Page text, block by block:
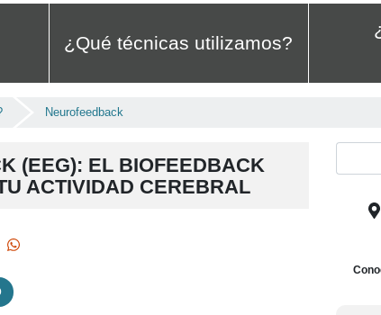
¿Qué técnicas utilizamos?
Neurofeedback
(EEG): EL BIOFEEDBACK
ACTIVIDAD CEREBRAL